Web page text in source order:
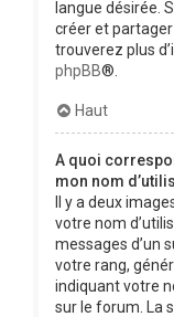
langue désirée.
créer et
trouverez plus
phpBB®.
Haut
A quoi
mon nom
Il y a deux
votre nom
messages d’un
votre rang,
indiquant votre
sur le forum. La